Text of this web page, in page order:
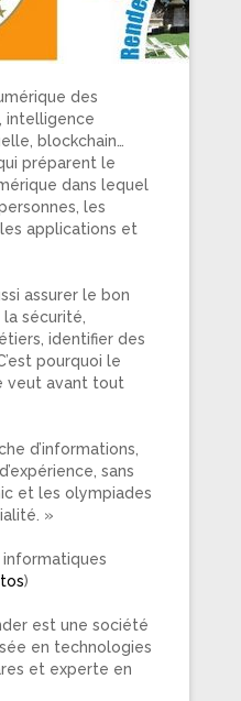
des
intelligence
blockchain…
préparent le
dans lequel
les
applications et
assurer le bon
sécurité,
identifier des
pourquoi le
veut avant tout
d’informations,
sans
et les olympiades
»
informatiques
)
est une société
en technologies
et experte en